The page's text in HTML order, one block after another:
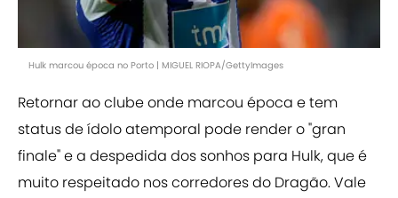
Hulk marcou época no Porto | MIGUEL RIOPA/GettyImages
Retornar ao clube onde marcou época e tem
status de ídolo atemporal pode render o "gran
finale" e a despedida dos sonhos para Hulk, que é
muito respeitado nos corredores do Dragão. Vale